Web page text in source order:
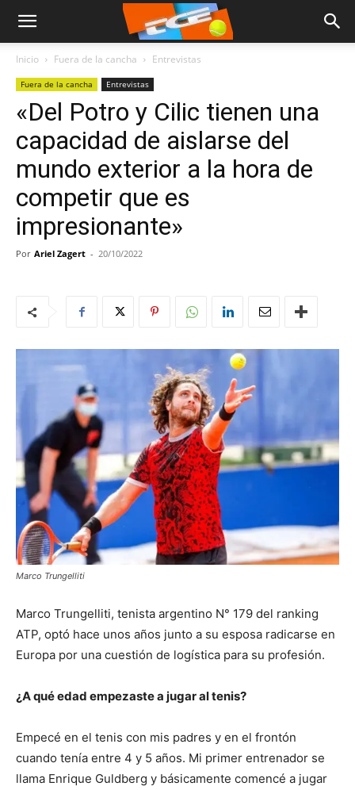
Inicio Fuera de la cancha Entrevistas
Fuera de la cancha Entrevistas
«Del Potro y Cilic tienen una
capacidad de aislarse del
mundo exterior a la hora de
competir que es
impresionante»
Por Ariel Zagert - 20/10/2022
Marco Trungelliti
Marco Trungelliti, tenista argentino N° 179 del ranking
ATP, optó hace unos años junto a su esposa radicarse en
Europa por una cuestión de logística para su profesión.
¿A qué edad empezaste a jugar al tenis?
Empecé en el tenis con mis padres y en el frontón
cuando tenía entre 4 y 5 años. Mi primer entrenador se
llama Enrique Guldberg y básicamente comencé a jugar